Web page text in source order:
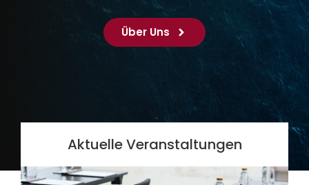
Über Uns
Aktuelle Veranstaltungen